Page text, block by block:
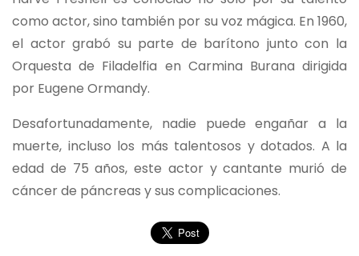
como actor, sino también por su voz mágica. En 1960,
el actor grabó su parte de barítono junto con la
Orquesta de Filadelfia en Carmina Burana dirigida
por Eugene Ormandy.
Desafortunadamente, nadie puede engañar a la
muerte, incluso los más talentosos y dotados. A la
edad de 75 años, este actor y cantante murió de
cáncer de páncreas y sus complicaciones.